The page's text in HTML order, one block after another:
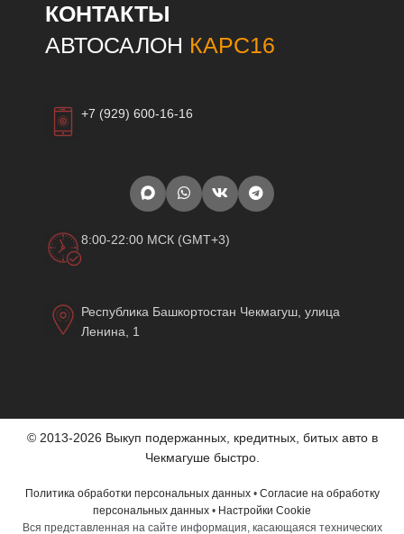
КОНТАКТЫ
АВТОСАЛОН КАРС16
+7 (929) 600-16-16
8:00-22:00 МСК (GMT+3)
Республика Башкортостан Чекмагуш, улица
Ленина, 1
© 2013-2026 Выкуп подержанных, кредитных, битых авто в
Чекмагуше быстро.
Политика обработки персональных данных• Согласие на обработку
персональных данных • Настройки Cookie
Вся представленная на сайте информация, касающаяся технических